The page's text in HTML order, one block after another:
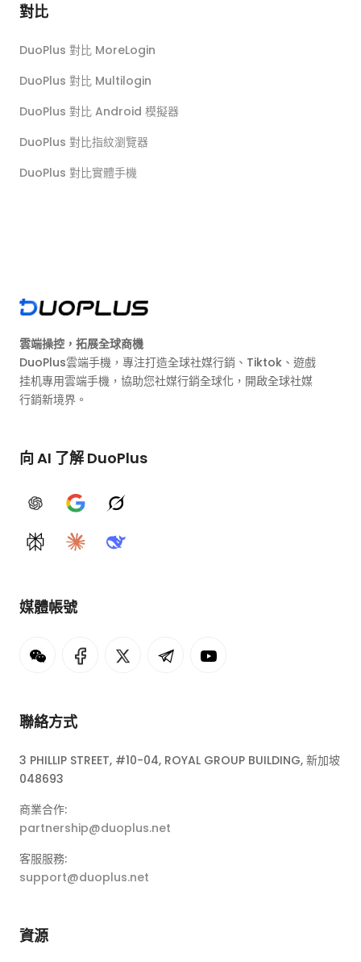
對比
DuoPlus 對比 MoreLogin
DuoPlus 對比 Multilogin
DuoPlus 對比 Android 模擬器
DuoPlus 對比指紋瀏覽器
DuoPlus 對比實體手機
雲端操控，拓展全球商機
DuoPlus雲端手機，專注打造全球社媒行銷、Tiktok、遊戲
挂机專用雲端手機，協助您社媒行銷全球化，開啟全球社媒
行銷新境界。
向 AI 了解 DuoPlus
ChatGPTGoogle AIGrok
PerplexityClaudeDeepSeek
媒體帳號
聯絡方式
3 PHILLIP STREET, #10-04, ROYAL GROUP BUILDING, 新加坡
048693
商業合作:
partnership@duoplus.net
客服服務:
support@duoplus.net
資源